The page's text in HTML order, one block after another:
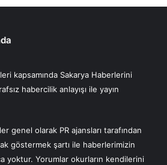
kapsamında Sakarya Haberlerini
habercilik anlayışı ile yayın
genel olarak PR ajansları tarafından
göstermek şartı ile haberlerimizin
yoktur. Yorumlar okurların kendilerini